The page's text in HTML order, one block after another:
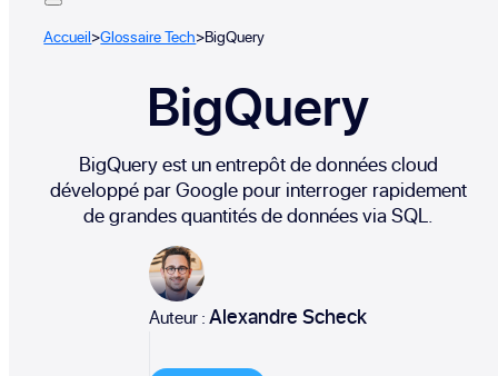
Accueil>Glossaire Tech>BigQuery
BigQuery
BigQuery est un entrepôt de données cloud
développé par Google pour interroger rapidement
de grandes quantités de données via SQL.
Auteur :Alexandre Scheck